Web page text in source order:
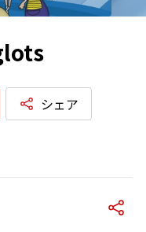
シェア